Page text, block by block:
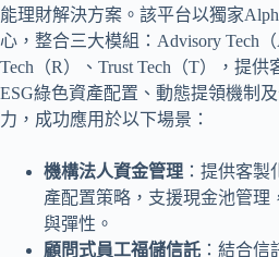
能理財解決方案。該平台以獨家
心，整合三大模組：Advisory Tech
Tech（R）、Trust Tech（T），提供
ESG綠色資產配置、動態提領機制
力，成功應用於以下場景：
機構法人資金管理 ：提供客製
產配置策略，支援現金池管理
與彈性。
顧問式員工福儲信託 ：結合